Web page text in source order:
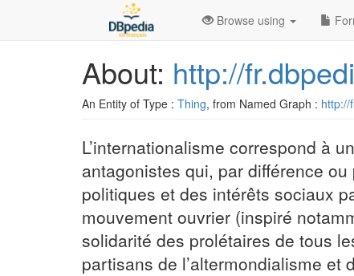
Browse using
About: http://
An Entity of Type : Thing, from Named Graph : http://
L’internationalisme correspond à
antagonistes qui, par différence
politiques et des intérêts sociaux
mouvement ouvrier (inspiré
solidarité des prolétaires de tous
partisans de l’altermondialisme et